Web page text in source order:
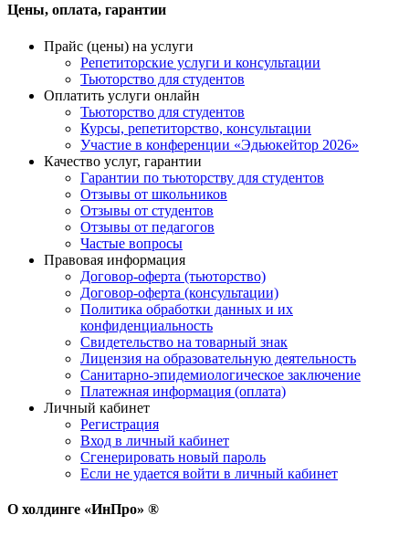
Цены, оплата, гарантии
Прайс (цены) на услуги
Репетиторские услуги и консультации
Тьюторство для студентов
Оплатить услуги онлайн
Тьюторство для студентов
Курсы, репетиторство, консультации
Участие в конференции «Эдьюкейтор 2026»
Качество услуг, гарантии
Гарантии по тьюторству для студентов
Отзывы от школьников
Отзывы от студентов
Отзывы от педагогов
Частые вопросы
Правовая информация
Договор-оферта (тьюторство)
Договор-оферта (консультации)
Политика обработки данных и их
конфиденциальность
Свидетельство на товарный знак
Лицензия на образовательную деятельность
Санитарно-эпидемиологическое заключение
Платежная информация (оплата)
Личный кабинет
Регистрация
Вход в личный кабинет
Сгенерировать новый пароль
Если не удается войти в личный кабинет
О холдинге «ИнПро» ®